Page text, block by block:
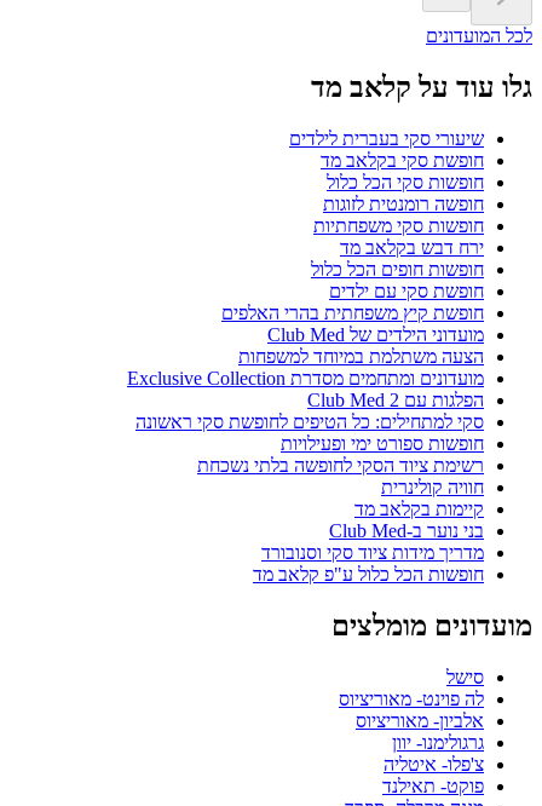
לכל המועדונים
גלו עוד על קלאב מד
שיעורי סקי בעברית לילדים
חופשת סקי בקלאב מד
חופשות סקי הכל כלול
חופשה רומנטית לזוגות
חופשות סקי משפחתיות
ירח דבש בקלאב מד
חופשות חופים הכל כלול
חופשת סקי עם ילדים
חופשת קיץ משפחתית בהרי האלפים
מועדוני הילדים של Club Med
הצעה משתלמת במיוחד למשפחות
מועדונים ומתחמים מסדרת Exclusive Collection
הפלגות עם Club Med 2
סקי למתחילים: כל הטיפים לחופשת סקי ראשונה
חופשות ספורט ימי ופעילויות
רשימת ציוד הסקי לחופשה בלתי נשכחת
חוויה קולינרית
קיימות בקלאב מד
בני נוער ב-Club Med
מדריך מידות ציוד סקי וסנובורד
חופשות הכל כלול ע"פ קלאב מד
מועדונים מומלצים
סישל
לה פוינט- מאוריציוס
אלביון- מאוריציוס
גרגולימנו- יוון
צ'פלו- איטליה
פוקט- תאילנד